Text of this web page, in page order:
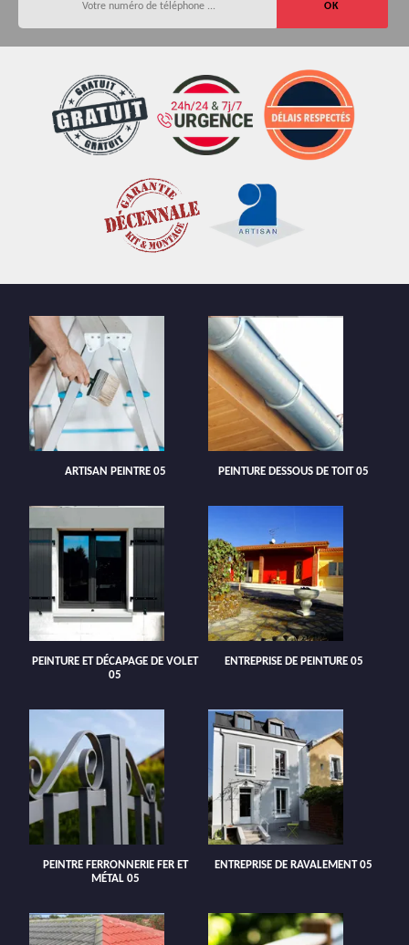
ARTISAN PEINTRE 05 PEINTURE DESSOUS DE TOIT 05
PEINTURE ET DÉCAPAGE DE VOLET
05
ENTREPRISE DE PEINTURE 05
PEINTRE FERRONNERIE FER ET
MÉTAL 05
ENTREPRISE DE RAVALEMENT 05